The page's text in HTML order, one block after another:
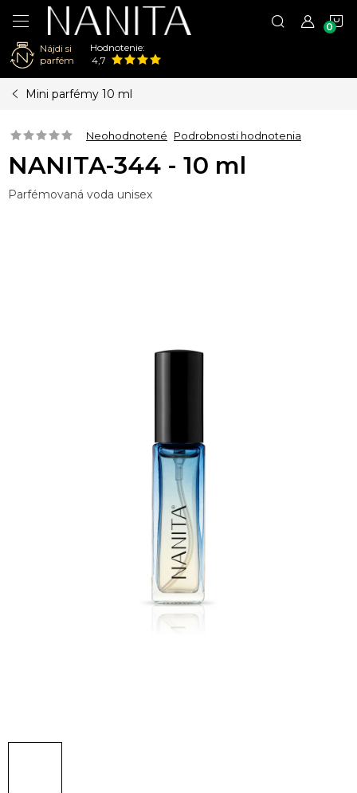
Nájdi si
parfém
Hodnotenie:
4,7
Mini parfémy 10 ml
Neohodnotené Podrobnosti hodnotenia
NANITA-344 - 10 ml
Parfémovaná voda unisex